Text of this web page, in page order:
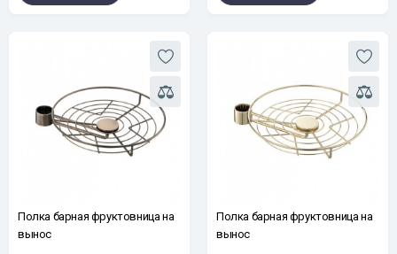
Полка барная фруктовница на
вынос
Полка барная фруктовница на
вынос